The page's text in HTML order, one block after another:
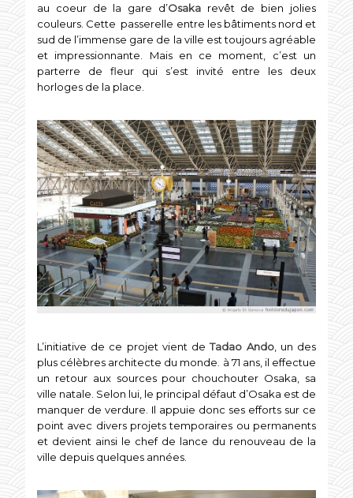
au coeur de la gare d’Osakarevêt de bien jolies
couleurs. Cette passerelle entre les bâtiments nord et
sud de l’immense gare de la ville est toujours agréable
et impressionnante. Mais en ce moment, c’est un
parterre de fleur qui s’est invité entre les deux
horloges de la place.
L’initiative de ce projet vient deTadao Ando, un des
plus célèbres architecte du monde. à 71 ans, il effectue
un retour aux sources pour chouchouter Osaka, sa
ville natale. Selon lui, le principal défaut d’Osaka est de
manquer de verdure. Il appuie donc ses efforts sur ce
point avec divers projets temporaires ou permanents
et devient ainsi le chef de lance du renouveau de la
ville depuis quelques années.